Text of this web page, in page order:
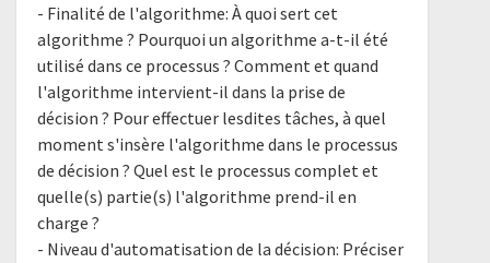
- Finalité de l'algorithme: À quoi sert cet
algorithme ? Pourquoi un algorithme a-t-il été
utilisé dans ce processus ? Comment et quand
l'algorithme intervient-il dans la prise de
décision ? Pour effectuer lesdites tâches, à quel
moment s'insère l'algorithme dans le processus
de décision ? Quel est le processus complet et
quelle(s) partie(s) l'algorithme prend-il en
charge ?
- Niveau d'automatisation de la décision: Préciser